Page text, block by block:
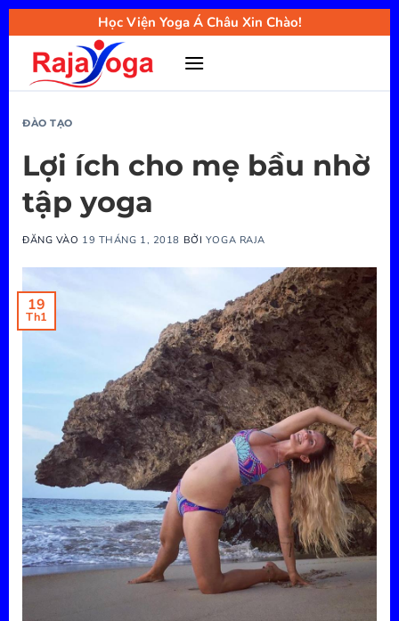
Bỏ
qua
nội
Học Viện Yoga Á Châu Xin Chào!
ĐÀO TẠO
Lợi ích cho mẹ bầu nhờ
tập yoga
ĐĂNG VÀO 19 THÁNG 1, 2018 BỞI YOGA RAJA
19
Th1